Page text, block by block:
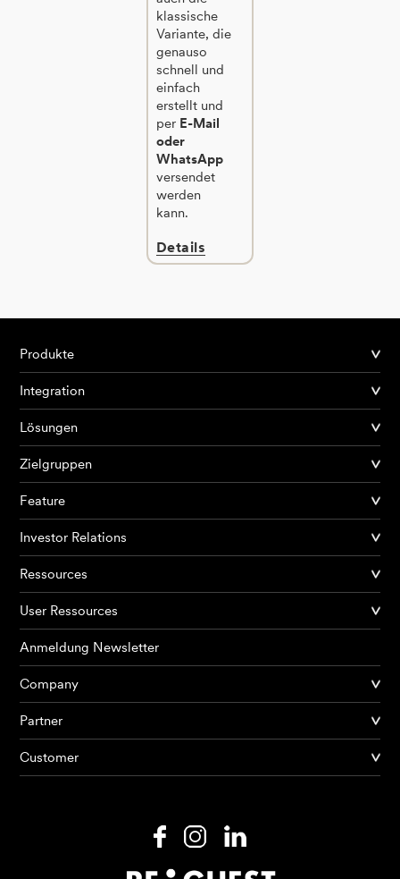
Produkte
KI Agents
klassische
Variante, die
genauso
schnell und
einfach
erstellt und
per E-Mail
oder
WhatsApp
versendet
werden
kann.
Details
Produkte
Integration
Lösungen
Zielgruppen
Feature
Investor Relations
Ressources
User Ressources
Anmeldung Newsletter
Company
Partner
Customer